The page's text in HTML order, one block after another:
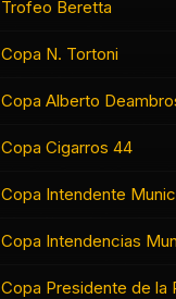
Trofeo Beretta
Copa N. Tortoni
Copa Alberto
Copa Cigarros 44
Copa Intendente
Copa Intendencias
Copa Presidente de la